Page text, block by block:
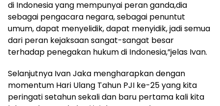
di Indonesia yang mempunyai peran ganda,dia
sebagai pengacara negara, sebagai penuntut
umum, dapat menyelidik, dapat menyidik, jadi semua
dari peran kejaksaan sangat-sangat besar
terhadap penegakan hukum di Indonesia,”jelas Ivan.
Selanjutnya Ivan Jaka mengharapkan dengan
momentum Hari Ulang Tahun PJI ke-25 yang kita
peringati setahun sekali dan baru pertama kali kita